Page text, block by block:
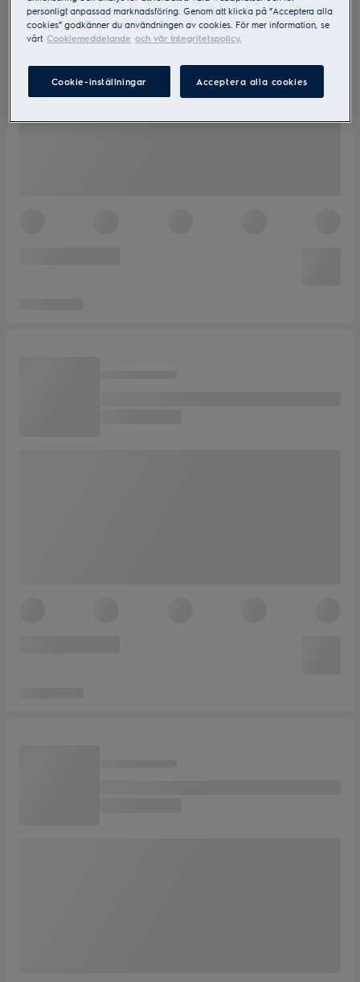
personligt anpassad marknadsföring. Genom att klicka på ”Acceptera alla
cookies” godkänner du användningen av cookies. För mer information, se
vårt Cookiemeddelande och vår Integritetspolicy.
Cookie-inställningar Acceptera alla cookies